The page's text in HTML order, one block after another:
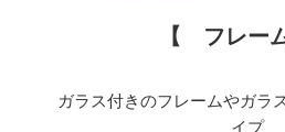
【 フレー
ガラス付きのフレームやガラ
イプ